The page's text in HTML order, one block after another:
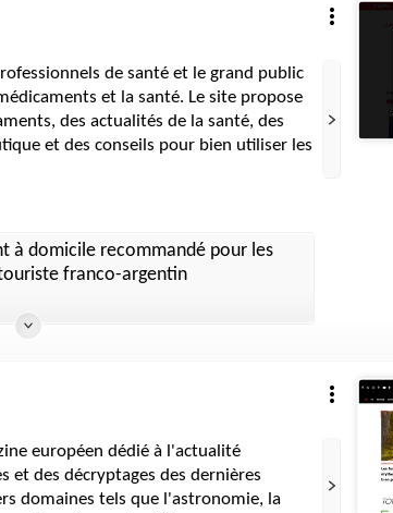
de santé et le grand public
et la santé. Le site propose
des actualités de la santé, des
et des conseils pour bien utiliser les
à domicile recommandé pour les
franco-argentin
européen dédié à l'actualité
et des décryptages des dernières
domaines tels que l'astronomie, la